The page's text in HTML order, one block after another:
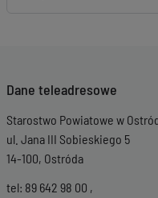
Dane teleadresowe
Starostwo Powiatowe w
ul. Jana III Sobieskiego 5
14-100, Ostróda
tel: 89 642 98 00 ,